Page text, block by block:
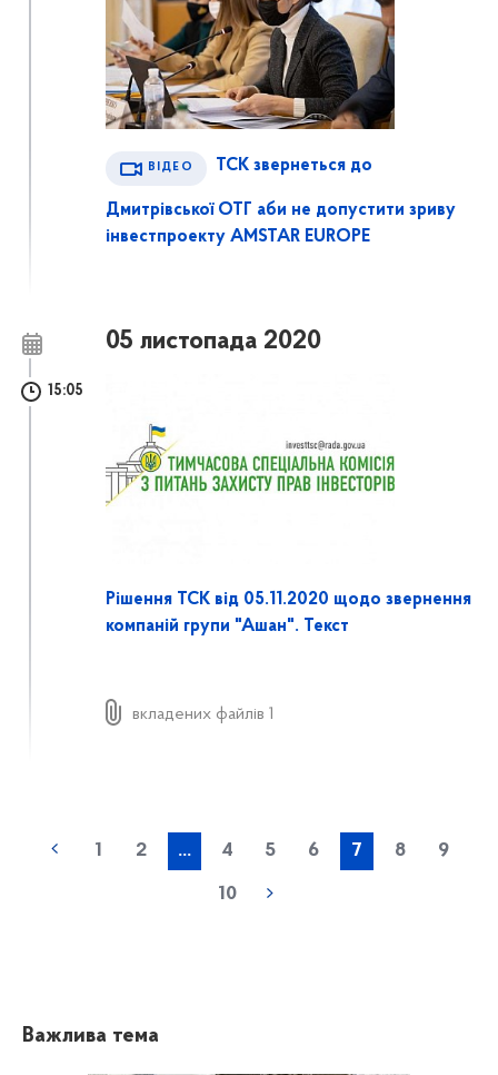
ВІДЕО ТСК звернеться до
Дмитрівської ОТГ аби не допустити зриву
інвестпроекту AMSTAR EUROPE
05 листопада 2020
15:05
Рішення ТСК від 05.11.2020 щодо звернення
компаній групи "Ашан". Текст
вкладених файлів 1
1 2 ... 4 5 6 7 8 9
10
Важлива тема